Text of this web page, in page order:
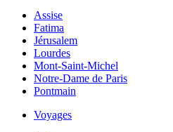
Assise
Fatima
Jérusalem
Lourdes
Mont-Saint-Michel
Notre-Dame de Paris
Pontmain
Voyages